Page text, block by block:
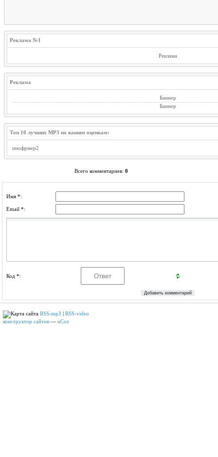
Реклама №1
Реклама
Реклама
Баннер
Баннер
Топ 10 лучших MP3 по вашим оценкам:
инофрмер2
Всего комментариев:0
Имя *:
Email *:
Код *:
RSS-mp3 | RSS-video
конструктор сайтов — uCoz